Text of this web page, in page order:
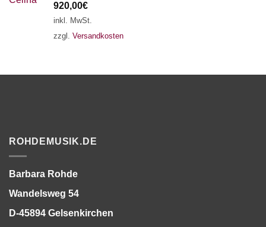
920,00€
inkl. MwSt.
zzgl. Versandkosten
ROHDEMUSIK.DE
Barbara Rohde
Wandelsweg 54
D-45894 Gelsenkirchen